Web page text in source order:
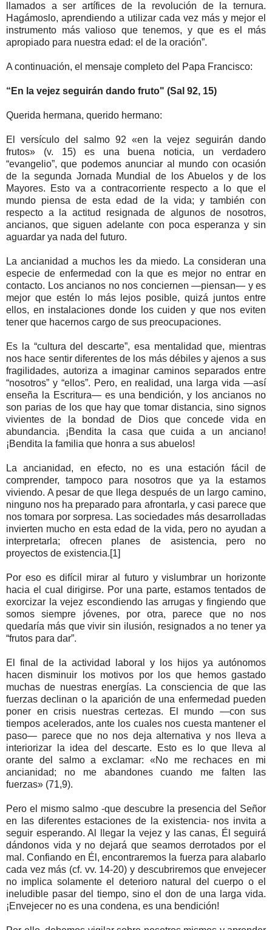
llamados a ser artífices de la revolución de la ternura.
Hagámoslo, aprendiendo a utilizar cada vez más y mejor el
instrumento más valioso que tenemos, y que es el más
apropiado para nuestra edad: el de la oración”.
A continuación, el mensaje completo del Papa Francisco:
“En la vejez seguirán dando fruto" (Sal 92, 15)
Querida hermana, querido hermano:
El versículo del salmo 92 «en la vejez seguirán dando
frutos» (v. 15) es una buena noticia, un verdadero
“evangelio”, que podemos anunciar al mundo con ocasión
de la segunda Jornada Mundial de los Abuelos y de los
Mayores. Esto va a contracorriente respecto a lo que el
mundo piensa de esta edad de la vida; y también con
respecto a la actitud resignada de algunos de nosotros,
ancianos, que siguen adelante con poca esperanza y sin
aguardar ya nada del futuro.
La ancianidad a muchos les da miedo. La consideran una
especie de enfermedad con la que es mejor no entrar en
contacto. Los ancianos no nos conciernen —piensan— y es
mejor que estén lo más lejos posible, quizá juntos entre
ellos, en instalaciones donde los cuiden y que nos eviten
tener que hacernos cargo de sus preocupaciones.
Es la “cultura del descarte”, esa mentalidad que, mientras
nos hace sentir diferentes de los más débiles y ajenos a sus
fragilidades, autoriza a imaginar caminos separados entre
“nosotros” y “ellos”. Pero, en realidad, una larga vida —así
enseña la Escritura— es una bendición, y los ancianos no
son parias de los que hay que tomar distancia, sino signos
vivientes de la bondad de Dios que concede vida en
abundancia. ¡Bendita la casa que cuida a un anciano!
¡Bendita la familia que honra a sus abuelos!
La ancianidad, en efecto, no es una estación fácil de
comprender, tampoco para nosotros que ya la estamos
viviendo. A pesar de que llega después de un largo camino,
ninguno nos ha preparado para afrontarla, y casi parece que
nos tomara por sorpresa. Las sociedades más desarrolladas
invierten mucho en esta edad de la vida, pero no ayudan a
interpretarla; ofrecen planes de asistencia, pero no
proyectos de existencia.[1]
Por eso es difícil mirar al futuro y vislumbrar un horizonte
hacia el cual dirigirse. Por una parte, estamos tentados de
exorcizar la vejez escondiendo las arrugas y fingiendo que
somos siempre jóvenes, por otra, parece que no nos
quedaría más que vivir sin ilusión, resignados a no tener ya
“frutos para dar”.
El final de la actividad laboral y los hijos ya autónomos
hacen disminuir los motivos por los que hemos gastado
muchas de nuestras energías. La consciencia de que las
fuerzas declinan o la aparición de una enfermedad pueden
poner en crisis nuestras certezas. El mundo —con sus
tiempos acelerados, ante los cuales nos cuesta mantener el
paso— parece que no nos deja alternativa y nos lleva a
interiorizar la idea del descarte. Esto es lo que lleva al
orante del salmo a exclamar: «No me rechaces en mi
ancianidad; no me abandones cuando me falten las
fuerzas» (71,9).
Pero el mismo salmo -que descubre la presencia del Señor
en las diferentes estaciones de la existencia- nos invita a
seguir esperando. Al llegar la vejez y las canas, Él seguirá
dándonos vida y no dejará que seamos derrotados por el
mal. Confiando en Él, encontraremos la fuerza para alabarlo
cada vez más (cf. vv. 14-20) y descubriremos que envejecer
no implica solamente el deterioro natural del cuerpo o el
ineludible pasar del tiempo, sino el don de una larga vida.
¡Envejecer no es una condena, es una bendición!